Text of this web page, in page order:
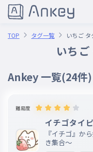
TOP タグ一覧 いちご
いち
Ankey 一覧(24件)
難易度
イチゴタイ
『イチゴ』か
き集合～